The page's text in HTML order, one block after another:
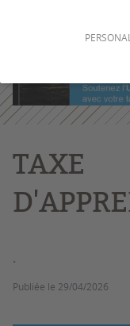
TAXE
.
Publiée le 29/04/2026